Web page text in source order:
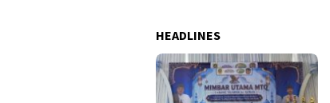
HEADLINES